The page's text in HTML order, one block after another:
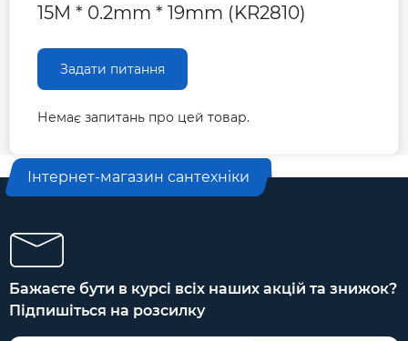
15M * 0.2mm * 19mm (KR2810)
Задати питання
Немає запитань про цей товар.
Інтернет-магазин сантехніки
Бажаєте бути в курсі всіх наших акцій та знижок?
Підпишіться на розсилку